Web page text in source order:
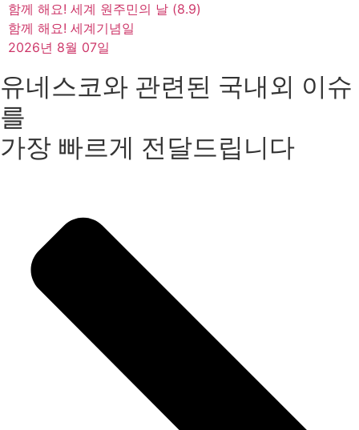
함께 해요! 세계 원주민의 날 (8.9)
함께 해요! 세계기념일
2026년 8월 07일
유네스코와 관련된 국내외 이슈
를
가장 빠르게 전달드립니다